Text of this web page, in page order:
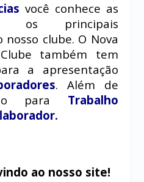
você conhece as
os principais
clube. O Nova
também tem
a apresentação
. Além de
para
Trabalho
ao nosso site!